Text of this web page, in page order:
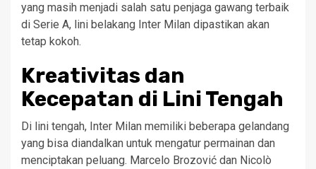
yang masih menjadi salah satu penjaga gawang terbaik
di Serie A, lini belakang Inter Milan dipastikan akan
tetap kokoh.
Kreativitas dan
Kecepatan di Lini Tengah
Di lini tengah, Inter Milan memiliki beberapa gelandang
yang bisa diandalkan untuk mengatur permainan dan
menciptakan peluang. Marcelo Brozović dan Nicolò